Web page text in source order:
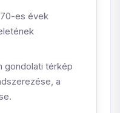
es évek
gondolati térkép
a